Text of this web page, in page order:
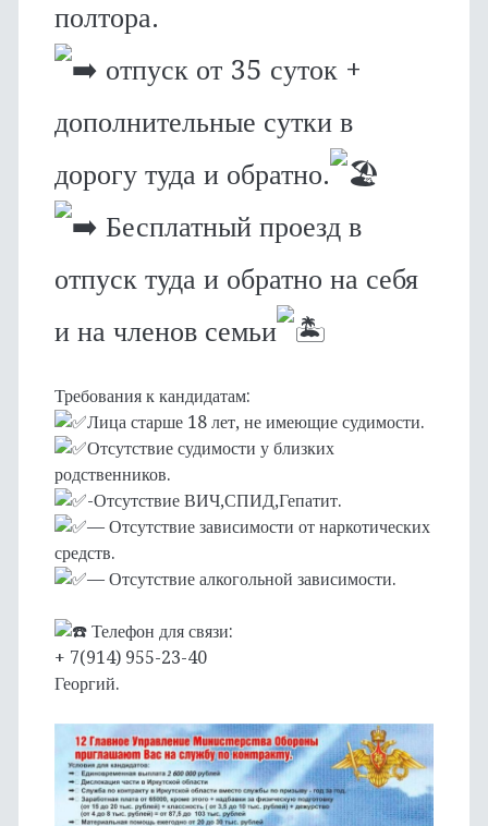
полтора.
отпуск от 35 суток +
дополнительные сутки в
дорогу туда и обратно.
Бесплатный проезд в
отпуск туда и обратно на себя
и на членов семьи
Требования к кандидатам:
Лица старше 18 лет, не имеющие судимости.
Отсутствие судимости у близких
родственников.
-Отсутствие ВИЧ,СПИД,Гепатит.
— Отсутствие зависимости от наркотических
средств.
— Отсутствие алкогольной зависимости.
Телефон для связи:
+ 7(914) 955-23-40
Георгий.